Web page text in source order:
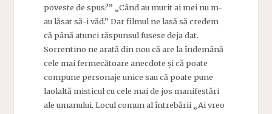
poveste de spus?” „Când au murit ai mei nu m-
au lăsat să-i văd.” Dar filmul ne lasă să credem
că până atunci răspunsul fusese deja dat.
Sorrentino ne arată din nou că are la îndemână
cele mai fermecătoare anecdote și că poate
compune personaje unice sau că poate pune
laolaltă misticul cu cele mai de jos manifestări
ale umanului. Locul comun al întrebării „Ai vreo